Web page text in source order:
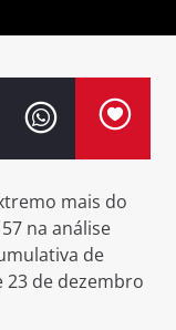
mais do
na análise
de
de dezembro